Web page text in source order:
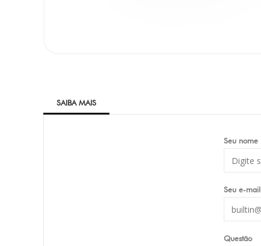
SAIBA MAIS
Seu nome
Seu e-mail
Questão